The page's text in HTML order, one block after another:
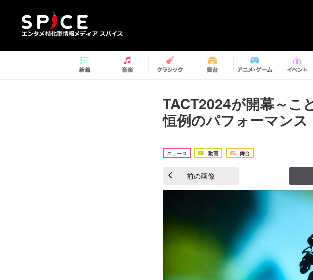
TACT2024が開幕～こ
恒例のパフォーマン
ニュース 動画 舞台
前の画像